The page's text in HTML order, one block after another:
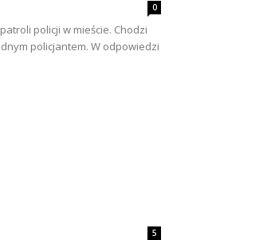
0
policji w mieście. Chodzi
policjantem. W odpowiedzi
5